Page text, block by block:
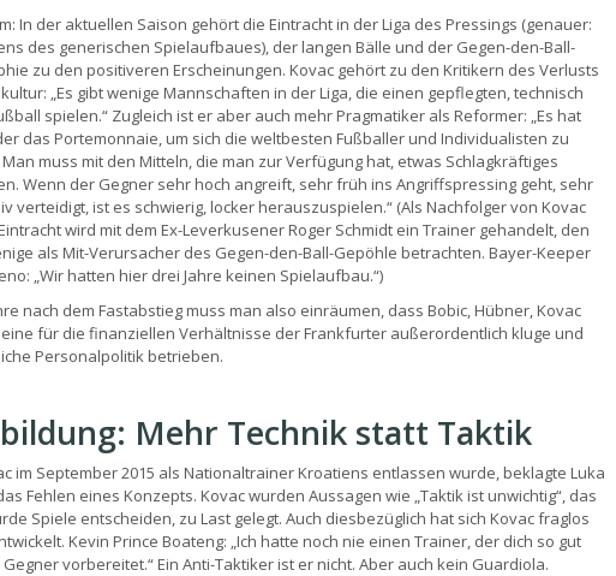
In der aktuellen Saison gehört die Eintracht in der Liga des Pressings (genauer:
des generischen Spielaufbaues), der langen Bälle und der Gegen-den-Ball-
zu den positiveren Erscheinungen. Kovac gehört zu den Kritikern des Verlusts
„Es gibt wenige Mannschaften in der Liga, die einen gepflegten, technisch
spielen.“ Zugleich ist er aber auch mehr Pragmatiker als Reformer: „Es hat
das Portemonnaie, um sich die weltbesten Fußballer und Individualisten zu
muss mit den Mitteln, die man zur Verfügung hat, etwas Schlagkräftiges
Wenn der Gegner sehr hoch angreift, sehr früh ins Angriffspressing geht, sehr
verteidigt, ist es schwierig, locker herauszuspielen.“ (Als Nachfolger von Kovac
wird mit dem Ex-Leverkusener Roger Schmidt ein Trainer gehandelt, den
als Mit-Verursacher des Gegen-den-Ball-Gepöhle betrachten. Bayer-Keeper
„Wir hatten hier drei Jahre keinen Spielaufbau.“)
nach dem Fastabstieg muss man also einräumen, dass Bobic, Hübner, Kovac
eine für die finanziellen Verhältnisse der Frankfurter außerordentlich kluge und
Personalpolitik betrieben.
Mehr Technik statt Taktik
im September 2015 als Nationaltrainer Kroatiens entlassen wurde, beklagte Luka
Fehlen eines Konzepts. Kovac wurden Aussagen wie „Taktik ist unwichtig“, das
Spiele entscheiden, zu Last gelegt. Auch diesbezüglich hat sich Kovac fraglos
Kevin Prince Boateng: „Ich hatte noch nie einen Trainer, der dich so gut
vorbereitet.“ Ein Anti-Taktiker ist er nicht. Aber auch kein Guardiola.